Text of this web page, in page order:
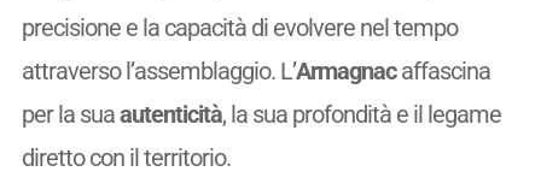
precisione e la capacità di evolvere nel tempo
attraverso l’assemblaggio. L’Armagnacaffascina
per la suaautenticità, la sua profondità e il legame
diretto con il territorio.